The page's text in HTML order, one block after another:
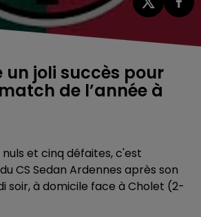
un joli succès pour
de l’année à
et cinq défaites, c'est
CS Sedan Ardennes après son
soir, à domicile face à Cholet (2-